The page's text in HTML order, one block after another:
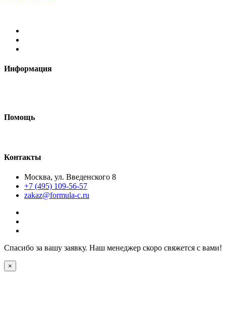
Информация
Помощь
Контакты
Москва, ул. Введенского 8
+7 (495) 109-56-57
zakaz@formula-c.ru
Спасибо за вашу заявку. Наш менеджер скоро свяжется с вами!
×